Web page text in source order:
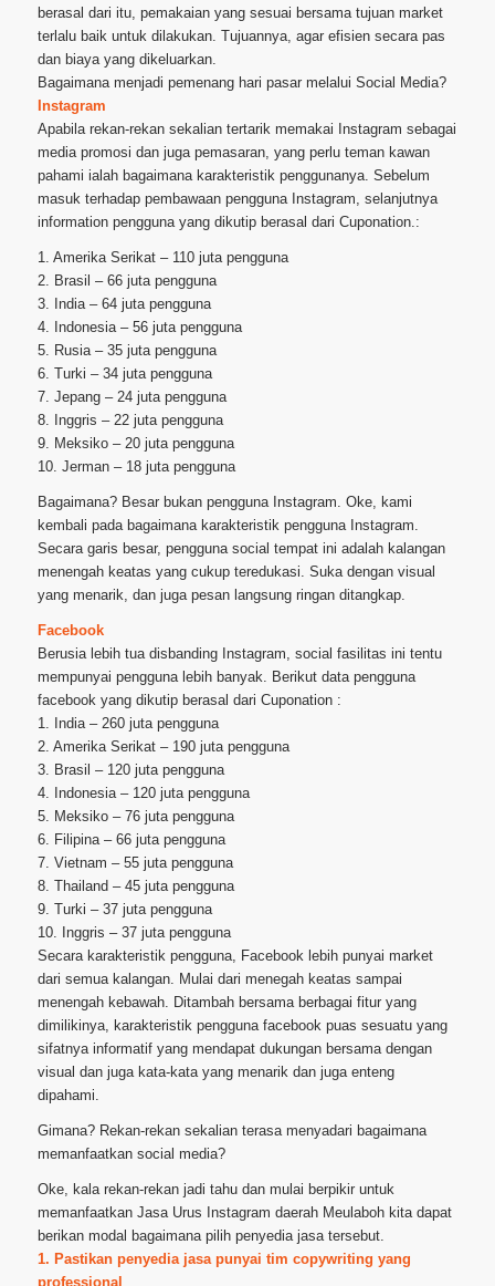
berasal dari itu, pemakaian yang sesuai bersama tujuan market
terlalu baik untuk dilakukan. Tujuannya, agar efisien secara pas
dan biaya yang dikeluarkan.
Bagaimana menjadi pemenang hari pasar melalui Social Media?
Instagram
Apabila rekan-rekan sekalian tertarik memakai Instagram sebagai
media promosi dan juga pemasaran, yang perlu teman kawan
pahami ialah bagaimana karakteristik penggunanya. Sebelum
masuk terhadap pembawaan pengguna Instagram, selanjutnya
information pengguna yang dikutip berasal dari Cuponation.:
1. Amerika Serikat – 110 juta pengguna
2. Brasil – 66 juta pengguna
3. India – 64 juta pengguna
4. Indonesia – 56 juta pengguna
5. Rusia – 35 juta pengguna
6. Turki – 34 juta pengguna
7. Jepang – 24 juta pengguna
8. Inggris – 22 juta pengguna
9. Meksiko – 20 juta pengguna
10. Jerman – 18 juta pengguna
Bagaimana? Besar bukan pengguna Instagram. Oke, kami
kembali pada bagaimana karakteristik pengguna Instagram.
Secara garis besar, pengguna social tempat ini adalah kalangan
menengah keatas yang cukup teredukasi. Suka dengan visual
yang menarik, dan juga pesan langsung ringan ditangkap.
Facebook
Berusia lebih tua disbanding Instagram, social fasilitas ini tentu
mempunyai pengguna lebih banyak. Berikut data pengguna
facebook yang dikutip berasal dari Cuponation :
1. India – 260 juta pengguna
2. Amerika Serikat – 190 juta pengguna
3. Brasil – 120 juta pengguna
4. Indonesia – 120 juta pengguna
5. Meksiko – 76 juta pengguna
6. Filipina – 66 juta pengguna
7. Vietnam – 55 juta pengguna
8. Thailand – 45 juta pengguna
9. Turki – 37 juta pengguna
10. Inggris – 37 juta pengguna
Secara karakteristik pengguna, Facebook lebih punyai market
dari semua kalangan. Mulai dari menegah keatas sampai
menengah kebawah. Ditambah bersama berbagai fitur yang
dimilikinya, karakteristik pengguna facebook puas sesuatu yang
sifatnya informatif yang mendapat dukungan bersama dengan
visual dan juga kata-kata yang menarik dan juga enteng
dipahami.
Gimana? Rekan-rekan sekalian terasa menyadari bagaimana
memanfaatkan social media?
Oke, kala rekan-rekan jadi tahu dan mulai berpikir untuk
memanfaatkan Jasa Urus Instagram daerah Meulaboh kita dapat
berikan modal bagaimana pilih penyedia jasa tersebut.
1. Pastikan penyedia jasa punyai tim copywriting yang
professional